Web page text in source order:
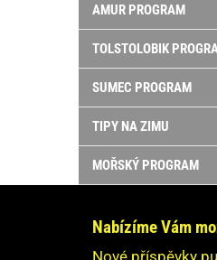
AMUR PROGRAM
TOLSTOLOBIK
SUMEC PROGRAM
TIPY NA ZIMU
MOŘSKÝ PROGRAM
Nabízíme Vám
Nové příspěvky